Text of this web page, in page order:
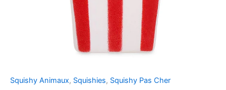
Squishy Animaux, Squishies, Squishy Pas Cher